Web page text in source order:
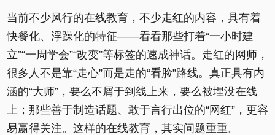
当前不少风行的在线教育，不少走红的内容，具有着
快餐化、浮躁化的特征——看看那些打着“一小时建
立”“一周学会”“改变”等标签的速成神话。走红的网师，
很多人不是靠“走心”而是走的“看脸”路线。真正具有内
涵的“大师”，要么不屑于到线上来，要么被埋没在线
上；那些善于制造话题、敢于言行出位的“网红”，更容
易赢得关注。这样的在线教育，其实问题重重。